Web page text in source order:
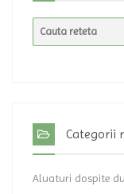
Categorii
Aluaturi dospite